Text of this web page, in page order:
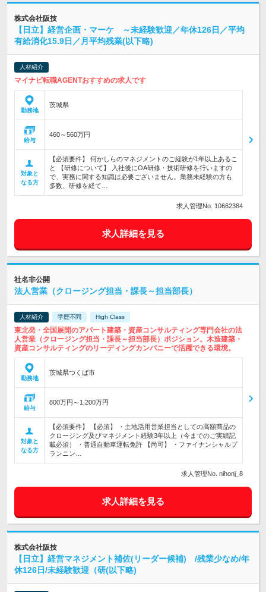
株式会社阪技
【日立】経営企画・マーケ ～未経験歓迎／年休126日／平均
有給消化15.9日／月平均残業(以下略)
人材紹介
マイナビ転職AGENTおすすめの求人です
勤務地
茨城県
給与
460～560万円
対象と
なる方
【必須要件】 何かしらのマネジメントのご経験が1年以上あるこ
と 【研修について】 入社後にOA研修・技術研修を行いますの
で、実務に関する知識は必要ございません。業務未経験の方も
多数、研修を経て…
求人管理No. 10662384
求人詳細を見る
社名非公開
法人営業（クロージング担当・課長～担当部長）
人材紹介 学歴不問 High Class
東北発・全国展開のアパート建築・資産コンサルティング専門会社の法
人営業（クロージング担当・課長～担当部長）ポジション。木造建築・
資産コンサルティングのリーディングカンパニーで活躍できる環境。
勤務地
茨城県つくば市
給与
800万円～1,200万円
対象と
なる方
【必須要件】 【必須】 ・土地活用営業担当としての高額商品の
クロージング及びマネジメント経験3年以上（今までのご実績記
載必須） ・普通自動車運転免許 【尚可】 ・ファイナンシャルプ
ランニン…
求人管理No. nihonj_8
求人詳細を見る
株式会社阪技
【日立】経営マネジメント補佐(リーダー候補) /残業少なめ/年
休126日/未経験歓迎（研(以下略)